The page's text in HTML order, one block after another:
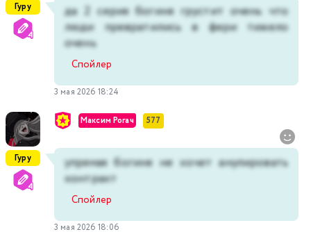
Гуру
да 2 серия богиня грустит очень что
люди превратились в фери тижело
очень
Спойлер
3 мая 2026 18:24
Гуру
Максим Рогач 577
упрямая богиня не хочет анулировать
контракт
Спойлер
3 мая 2026 18:06